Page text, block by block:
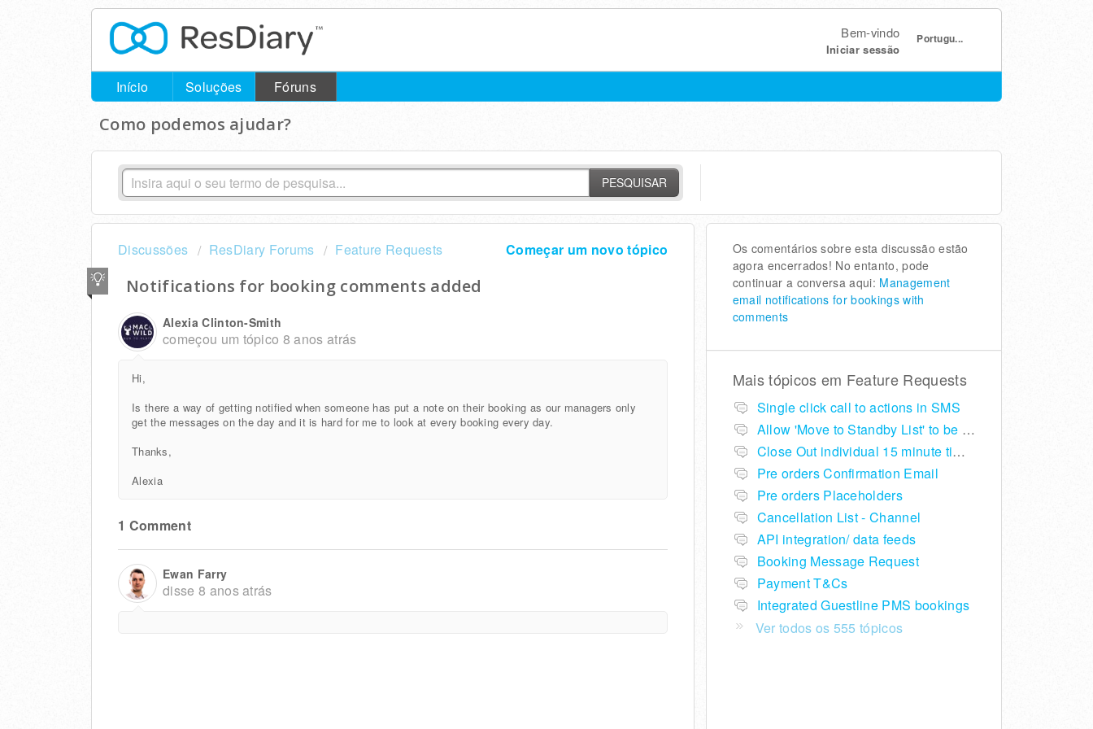
Portugu...
Bem-vindo
Iniciar sessão
Início Soluções Fóruns
Como podemos ajudar?
PESQUISAR
Começar um novo tópico
Discussões ResDiary Forums Feature Requests
Notifications for booking comments added
Alexia Clinton-Smith
começou um tópico 8 anos atrás
Hi,
Is there a way of getting notified when someone has put a note on their booking as our managers only
get the messages on the day and it is hard for me to look at every booking every day.
Thanks,
Alexia
1 Comment
Ewan Farry
disse 8 anos atrás
Os comentários sobre esta discussão estão
agora encerrados! No entanto, pode
continuar a conversa aqui: Management
email notifications for bookings with
comments
Mais tópicos em Feature Requests
Single click call to actions in SMS
Allow 'Move to Standby List' to be removed if not required in the pop up summary menu
Close Out individual 15 minute time slots per table
Pre orders Confirmation Email
Pre orders Placeholders
Cancellation List - Channel
API integration/ data feeds
Booking Message Request
Payment T&Cs
Integrated Guestline PMS bookings
Ver todos os 555 tópicos